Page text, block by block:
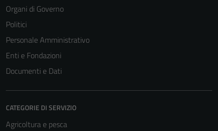
Organi di Governo
Politici
Personale Amministrativo
Enti e Fondazioni
Documenti e Dati
CATEGORIE DI SERVIZIO
Agricoltura e pesca